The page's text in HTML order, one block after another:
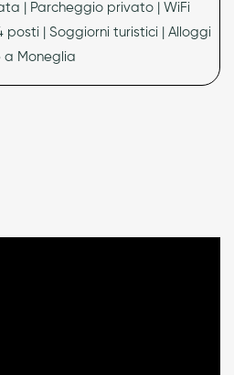
eappartamento
, perfetti per soggiorni
offre anche
alloggi turistici a Moneglia
completi e moderni, con
soggiorno.
| Parcheggio privato | WiFi
| Soggiorni turistici | Alloggi
a Moneglia